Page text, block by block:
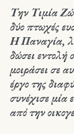
Την Τιμία
δύο πτωχές
Η Παναγία,
δώσει εντολή
μοιράσει σε
έργο της
συνέχισε μία
από την